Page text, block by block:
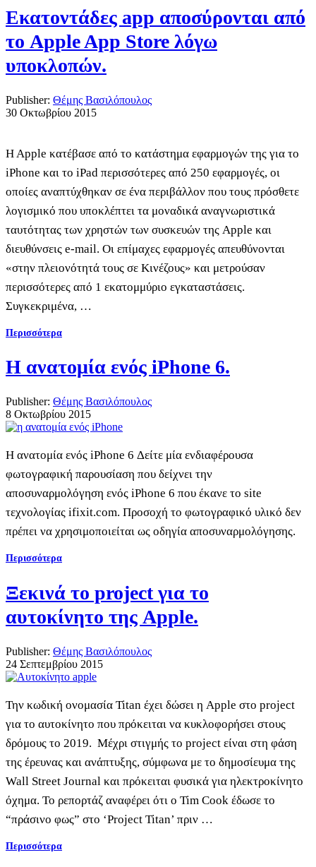
Εκατοντάδες app αποσύρονται από
το Apple App Store λόγω
υποκλοπών.
Publisher: Θέμης Βασιλόπουλος
30 Οκτωβρίου 2015
H Apple κατέβασε από το κατάστημα εφαρμογών της για το
iPhone και το iPad περισσότερες από 250 εφαρμογές, οι
οποίες αναπτύχθηκαν σε ένα περιβάλλον που τους πρόσθετε
λογισμικό που υποκλέπτει τα μοναδικά αναγνωριστικά
ταυτότητας των χρηστών των συσκευών της Apple και
διευθύνσεις e-mail. Οι επίμαχες εφαρμογές απευθύνονται
«στην πλειονότητά τους σε Κινέζους» και μετρούσαν
περισσότερες από 1 εκατομμύριο εγκαταστάσεις.
Συγκεκριμένα, …
Περισσότερα
Η ανατομία ενός iPhone 6.
Publisher: Θέμης Βασιλόπουλος
8 Οκτωβρίου 2015
Η ανατομία ενός iPhone 6 Δείτε μία ενδιαφέρουσα
φωτογραφική παρουσίαση που δείχνει την
αποσυναρμολόγηση ενός iPhone 6 που έκανε το site
τεχνολογίας ifixit.com. Προσοχή το φωτογραφικό υλικό δεν
πρέπει να χρησιμοποιείται ως οδηγία αποσυναρμολόγησης.
Περισσότερα
Ξεκινά το project για το
αυτοκίνητο της Apple.
Publisher: Θέμης Βασιλόπουλος
24 Σεπτεμβρίου 2015
Την κωδική ονομασία Titan έχει δώσει η Apple στο project
για το αυτοκίνητο που πρόκειται να κυκλοφορήσει στους
δρόμους το 2019. Μέχρι στιγμής το project είναι στη φάση
της έρευνας και ανάπτυξης, σύμφωνα με το δημοσίευμα της
Wall Street Journal και πρόκειται φυσικά για ηλεκτροκίνητο
όχημα. Το ρεπορτάζ αναφέρει ότι ο Tim Cook έδωσε το
“πράσινο φως” στο ‘Project Titan’ πριν …
Περισσότερα